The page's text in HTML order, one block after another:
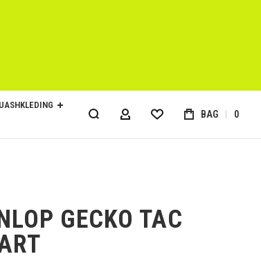
ACCOUNT BAG 0
GECKO TAC